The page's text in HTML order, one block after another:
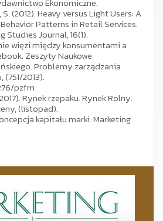
(2012). Heavy versus Light Users: A
Patterns in Retail Services.
Journal, 16(1).
więzi między konsumentami a
Zeszyty Naukowe
Problemy zarządzania
2013).
pzfm
Rynek rzepaku. Rynek Rolny.
(listopad).
kapitału marki. Marketing